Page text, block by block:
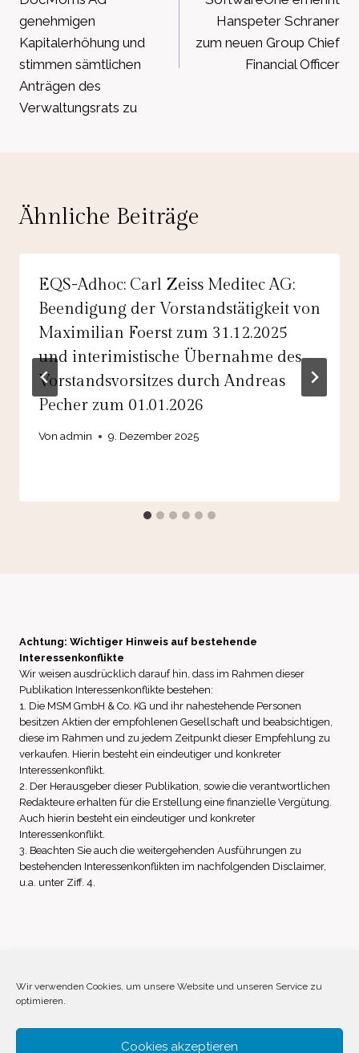
Wir verwenden Cookies, um unsere Website und unseren Service zu
optimieren.
Cookies akzeptieren
genehmigen
Kapitalerhöhung und
stimmen sämtlichen
Anträgen des
Verwaltungsrats zu
Hanspeter Schraner
zum neuen Group Chief
Financial Officer
Ähnliche Beiträge
EQS-Adhoc: Carl Zeiss Meditec AG:
Beendigung der Vorstandstätigkeit von
Maximilian Foerst zum 31.12.2025
und interimistische Übernahme des
Vorstandsvorsitzes durch Andreas
Pecher zum 01.01.2026
Von admin 9. Dezember 2025
Achtung: Wichtiger Hinweis auf bestehende
Interessenkonflikte
Wir weisen ausdrücklich darauf hin, dass im Rahmen dieser
Publikation Interessenkonflikte bestehen:
1. Die MSM GmbH & Co. KG und ihr nahestehende Personen
besitzen Aktien der empfohlenen Gesellschaft und beabsichtigen,
diese im Rahmen und zu jedem Zeitpunkt dieser Empfehlung zu
verkaufen. Hierin besteht ein eindeutiger und konkreter
Interessenkonflikt.
2. Der Herausgeber dieser Publikation, sowie die verantwortlichen
Redakteure erhalten für die Erstellung eine finanzielle Vergütung.
Auch hierin besteht ein eindeutiger und konkreter
Interessenkonflikt.
3. Beachten Sie auch die weitergehenden Ausführungen zu
bestehenden Interessenkonflikten im nachfolgenden Disclaimer,
u.a. unter Ziff. 4.
Impressum Datenschutz
Disclaimer